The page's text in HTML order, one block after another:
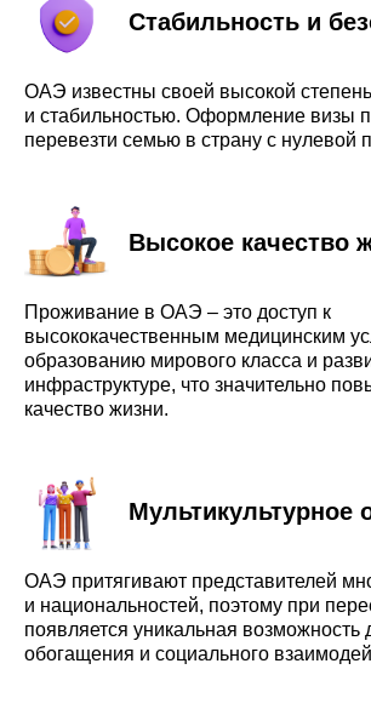
Стабильность и
ОАЭ известны своей высокой
и стабильностью. Оформление визы
перевезти семью в страну с нулевой
Высокое качество
Проживание в ОАЭ – это доступ к
высококачественным медицинским
образованию мирового класса и
инфраструктуре, что значительно
качество жизни.
Мультикультурное
ОАЭ притягивают представителей
и национальностей, поэтому при
появляется уникальная возможность
обогащения и социального